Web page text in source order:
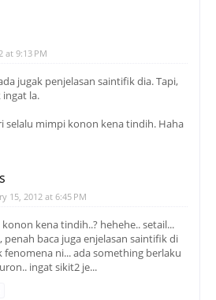
at 9:13 PM
jugak penjelasan saintifik dia. Tapi,
la.
selalu mimpi konon kena tindih. Haha
15, 2012 at 6:45 PM
kena tindih..? hehehe.. setail...
penah baca juga enjelasan saintifik di
fenomena ni... ada something berlaku
ingat sikit2 je...